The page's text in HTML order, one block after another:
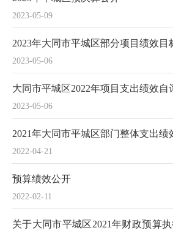
2023-05-09
2023-05-06
2023年大同市平城区部分项目绩效目
2023-05-06
大同市平城区2022年项目支出绩效自
2022-04-21
2021年大同市平城区部门整体支出绩
2022-02-11
预算绩效公开
关于大同市平城区2021年财政预算